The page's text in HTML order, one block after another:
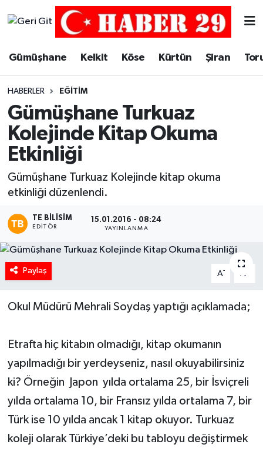
Gümüşhane Kelkit Köse Kürtün Şiran
HABERLER EĞITIM
Gümüşhane Turkuaz
Kolejinde Kitap Okuma
Etkinliği
Gümüşhane Turkuaz Kolejinde kitap okuma
etkinliği düzenlendi.
TE BILISIM
EDITÖR
15.01.2016 - 08:24
YAYINLANMA
Paylaş A- A
Okul Müdürü Mehrali Soydaş yaptığı açıklamada;
Etrafta hiç kitabın olmadığı, kitap okumanın
yapılmadığı bir yerdeyseniz, nasıl okuyabilirsiniz
ki? Örneğin Japon yılda ortalama 25, bir İsviçreli
yılda ortalama 10, bir Fransız yılda ortalama 7, bir
Türk ise 10 yılda ancak 1 kitap okuyor. Turkuaz
koleji olarak Türkiye’deki bu tabloyu değiştirmek
Merkez Trafik Yoğunluk Haritası
Süper Lig Puan Durumu ve Fikstür
Tüm Manşetler
Son Dakika Haberleri
Haber Arşivi